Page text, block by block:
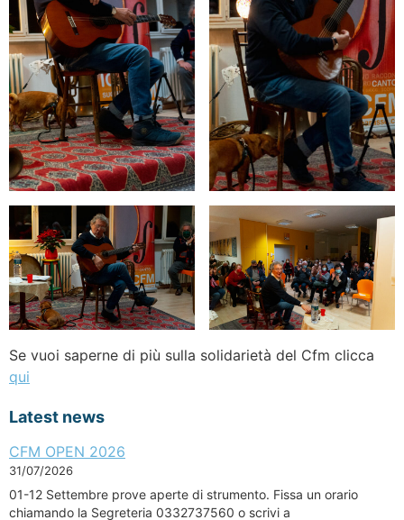
Se vuoi saperne di più sulla solidarietà del Cfm clicca
qui
Latest news
CFM OPEN 2026
31/07/2026
01-12 Settembre prove aperte di strumento. Fissa un orario
chiamando la Segreteria 0332737560 o scrivi a